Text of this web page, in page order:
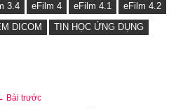
3.4 eFilm 4 eFilm 4.1
eFilm 4.2
DICOM TIN HỌC ỨNG DỤNG
Bài trước